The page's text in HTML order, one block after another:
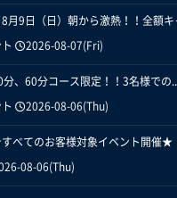
月9日（日）朝から激熱！！全額キ
2026-08-07(Fri)
、60分コース限定！！3名様での...
2026-08-06(Thu)
べてのお客様対象イベント開催★
08-06(Thu)